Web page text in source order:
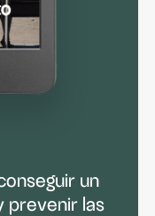
un
prevenir las